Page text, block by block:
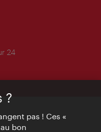
24
?
pas ! Ces «
bon